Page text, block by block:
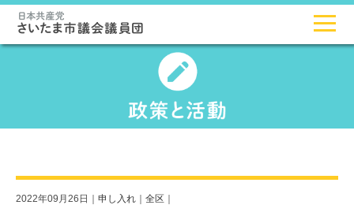
2022年09月26日｜ 申し入れ 全区